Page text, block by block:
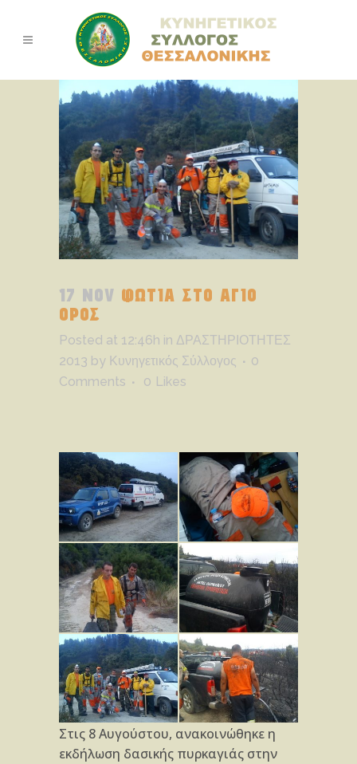
17 NOV ΦΩΤΙΑ ΣΤΟ ΑΓΙΟ
ΟΡΟΣ
Posted at 12:46h in ΔΡΑΣΤΗΡΙΟΤΗΤΕΣ
2013 by Κυνηγετικός Σύλλογος
0
Comments
0 Likes
Στις 8 Αυγούστου, ανακοινώθηκε η
εκδήλωση δασικής πυρκαγιάς στην